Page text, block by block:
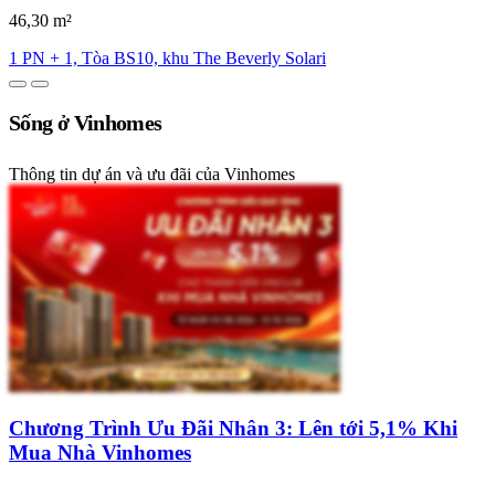
46,30 m²
1 PN + 1, Tòa BS10, khu The Beverly Solari
Sống ở Vinhomes
Thông tin dự án và ưu đãi của Vinhomes
Chương Trình Ưu Đãi Nhân 3: Lên tới 5,1% Khi
Mua Nhà Vinhomes